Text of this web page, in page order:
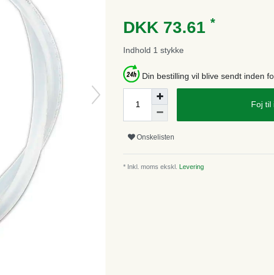
DKK 73.61 *
Indhold 1 stykke
Din bestilling vil blive sendt inden
Foj til
Onskelisten
* Inkl. moms ekskl. Levering